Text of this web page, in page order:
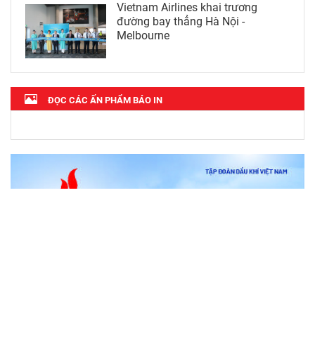
Vietnam Airlines khai trương
đường bay thẳng Hà Nội -
Melbourne
ĐỌC CÁC ẤN PHẨM BÁO IN